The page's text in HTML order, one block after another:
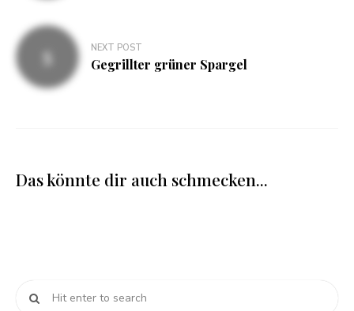
NEXT POST
Gegrillter grüner Spargel
Das könnte dir auch schmecken...